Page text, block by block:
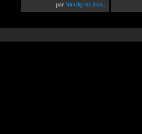
par Francky les bon...